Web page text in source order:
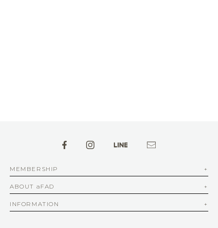
MEMBERSHIP
ABOUT aFAD
INFORMATION